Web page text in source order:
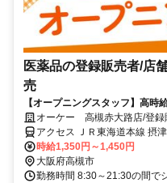
医薬品の登録販売者/店
売
【オープニングスタッフ】高
／登録販売者の資格を活かして
オーケー 高槻赤大路店/登録
アクセス ＪＲ東海道本線 摂
田（大阪府）北出口徒歩約13
分
時給1,350円～1,450円
大阪府高槻市
勤務時間 8:30～21:30の間で